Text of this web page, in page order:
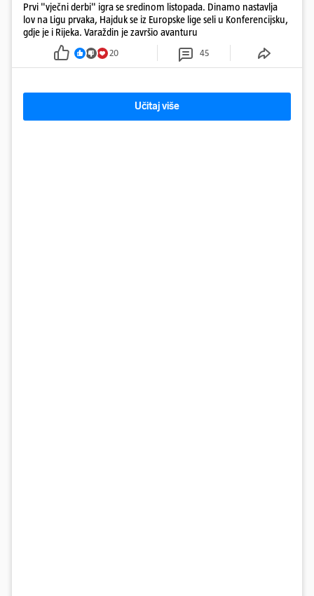
Prvi "vječni derbi" igra se sredinom listopada. Dinamo nastavlja
lov na Ligu prvaka, Hajduk se iz Europske lige seli u Konferencijsku,
gdje je i Rijeka. Varaždin je završio avanturu
20 45
Učitaj više